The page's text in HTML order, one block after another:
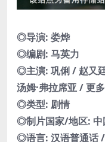
◎导演: 娄烨
◎编剧: 马英力
◎主演: 巩俐 / 赵又
汤姆·弗拉席亚 / 更
◎类型: 剧情
◎制片国家/地区: 中
◎语言: 汉语普通话